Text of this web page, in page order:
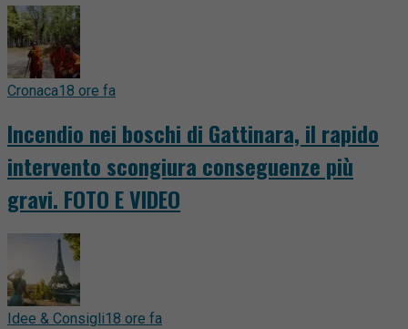
Cronaca18 ore fa
Incendio nei boschi di Gattinara, il rapido
intervento scongiura conseguenze più
gravi. FOTO E VIDEO
Idee & Consigli18 ore fa